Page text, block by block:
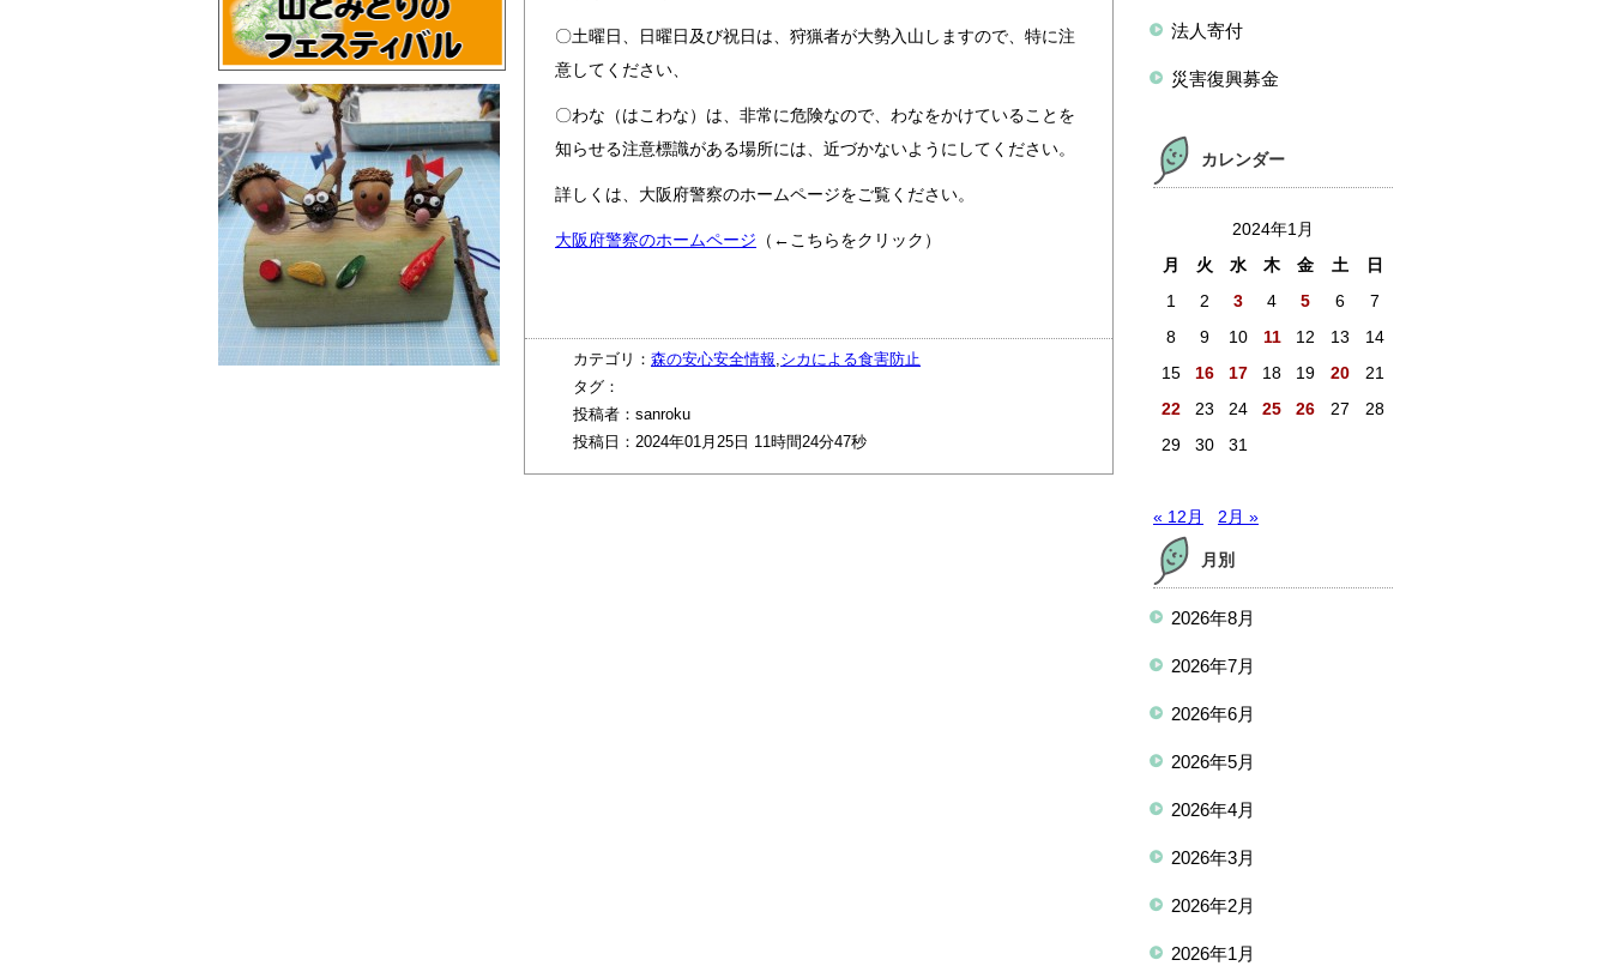
〇土曜日、日曜日及び祝日は、狩猟者が大勢入山しますので、特に注
意してください、
〇わな（はこわな）は、非常に危険なので、わなをかけていることを
知らせる注意標識がある場所には、近づかないようにしてください。
詳しくは、大阪府警察のホームページをご覧ください。
大阪府警察のホームページ （←こちらをクリック）
カテゴリ： 森の安心安全情報,シカによる食害防止
タグ：
投稿者：sanroku
投稿日：2024年01月25日 11時間24分47秒
法人寄付
災害復興募金
カレンダー
2024年1月
月
火 水 木 金 土
日
1
2 3 4 5 6
7
8
9 10 11 12 13
14
15
16 17 18 19 20
21
22
23 24 25 26 27
28
29
30 31
« 12月 2月 »
月別
2026年8月
2026年7月
2026年6月
2026年5月
2026年4月
2026年3月
2026年2月
2026年1月